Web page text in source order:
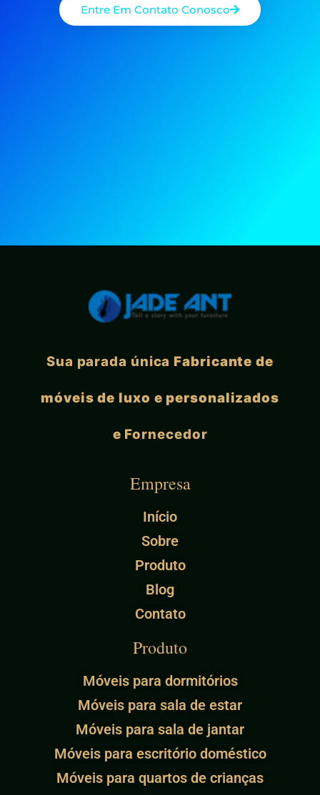
Entre Em Contato Conosco
Sua parada únicaFabricante de
móveis de luxo e personalizados
e Fornecedor
Empresa
Início
Sobre
Produto
Blog
Contato
Produto
Móveis para dormitórios
Móveis para sala de estar
Móveis para sala de jantar
Móveis para escritório doméstico
Móveis para quartos de crianças